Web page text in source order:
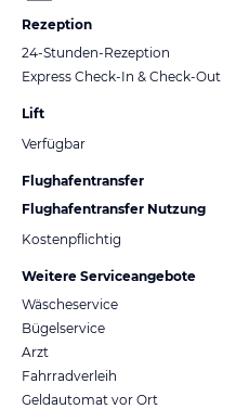
Rezeption
24-Stunden-Rezeption
Express Check-In & Check-Out
Lift
Verfügbar
Flughafentransfer
Flughafentransfer Nutzung
Kostenpflichtig
Weitere Serviceangebote
Wäscheservice
Bügelservice
Arzt
Fahrradverleih
Geldautomat vor Ort